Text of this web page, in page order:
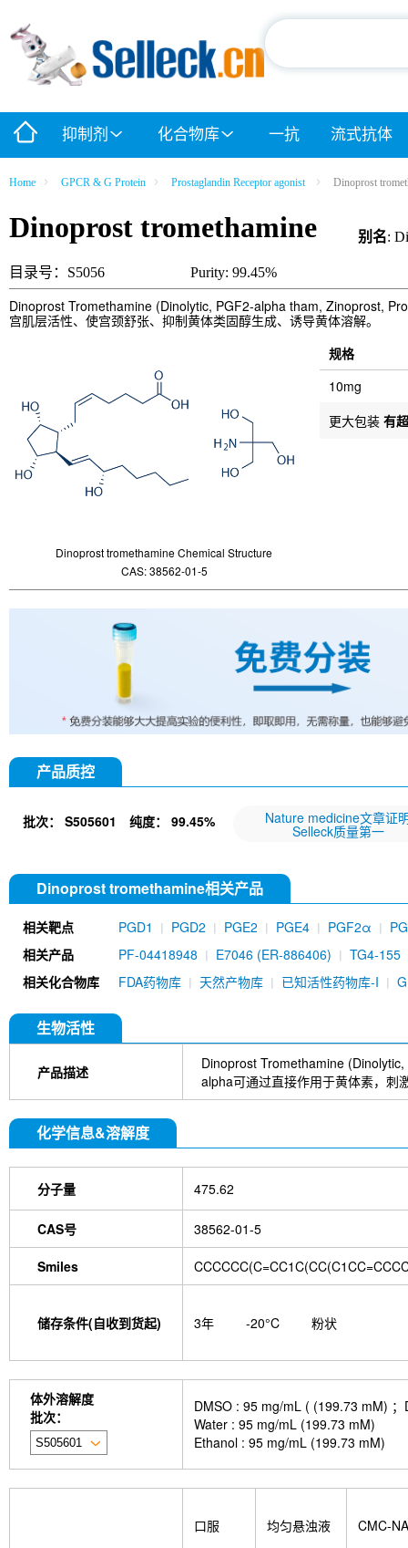
抑制剂 化合物库 一抗 流式抗体
Home GPCR & G Protein Prostaglandin Receptor agonist Dinoprost
Dinoprost tromethamine 别名:
目录号：S5056 Purity: 99.45%
Dinoprost Tromethamine (Dinolytic, PGF2-alpha tham, Zinoprost,
宫肌层活性、使宫颈舒张、抑制黄体类固醇生成、诱导黄体溶解。
Dinoprost tromethamine Chemical Structure
CAS: 38562-01-5
规格
10mg
更大包装 有
产品质控
批次： S505601 纯度： 99.45% Nature medicine文章证
Selleck质量第一
Dinoprost tromethamine相关产品
相关靶点 PGD1 PGD2 PGE2 PGE4 PGF2α
相关产品
PF-04418948 E7046 (ER-886406)
TG4-155
相关化合物库
FDA药物库 天然产物库 已知活性药物库-I
生物活性
产品描述
Dinoprost Tromethamine
alpha可通过直接作用于黄体素，刺
化学信息&溶解度
分子量 475.62
CAS号 38562-01-5
Smiles
储存条件(自收到货起) 3年 -20°C 粉状
体外溶解度
批次：
DMSO : 95 mg/mL ( (199.73 mM)
Water : 95 mg/mL (199.73 mM)
Ethanol : 95 mg/mL (199.73 mM)
口服 均匀悬浊液 CMC-NA